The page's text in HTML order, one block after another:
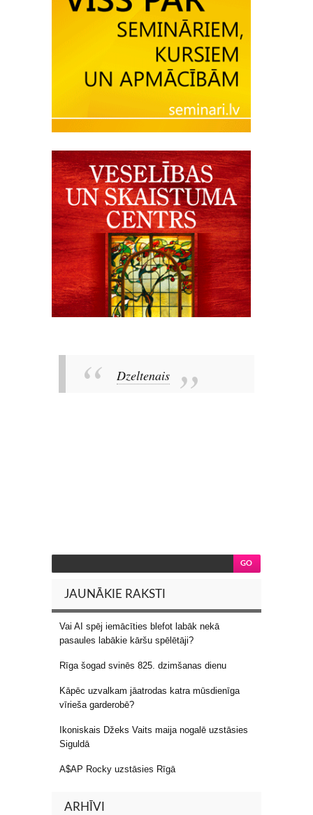
Dzeltenais
JAUNĀKIE RAKSTI
Vai AI spēj iemācīties blefot labāk nekā
pasaules labākie kāršu spēlētāji?
Rīga šogad svinēs 825. dzimšanas dienu
Kāpēc uzvalkam jāatrodas katra mūsdienīga
vīrieša garderobē?
Ikoniskais Džeks Vaits maija nogalē uzstāsies
Siguldā
A$AP Rocky uzstāsies Rīgā
ARHĪVI